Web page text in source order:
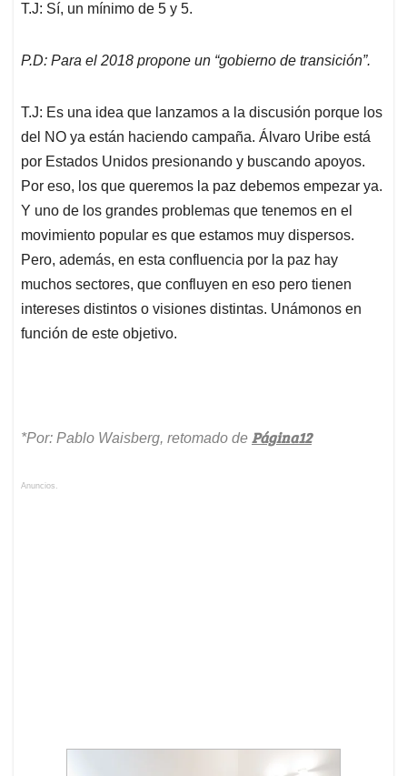
T.J: Sí, un mínimo de 5 y 5.
P.D: Para el 2018 propone un “gobierno de transición”.
T.J: Es una idea que lanzamos a la discusión porque los
del NO ya están haciendo campaña. Álvaro Uribe está
por Estados Unidos presionando y buscando apoyos.
Por eso, los que queremos la paz debemos empezar ya.
Y uno de los grandes problemas que tenemos en el
movimiento popular es que estamos muy dispersos.
Pero, además, en esta confluencia por la paz hay
muchos sectores, que confluyen en eso pero tienen
intereses distintos o visiones distintas. Unámonos en
función de este objetivo.
*Por: Pablo Waisberg, retomado de Página12
Anuncios.